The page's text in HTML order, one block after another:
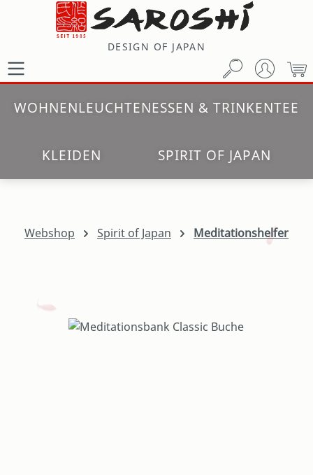
Zum Hauptinhalt springen
DESIGN OF JAPAN
WOHNENLEUCHTENESSEN & TRINKENTEE
KLEIDEN SPIRIT OF JAPAN
Webshop Spirit of Japan Meditationshelfer
Bildergalerie überspringen